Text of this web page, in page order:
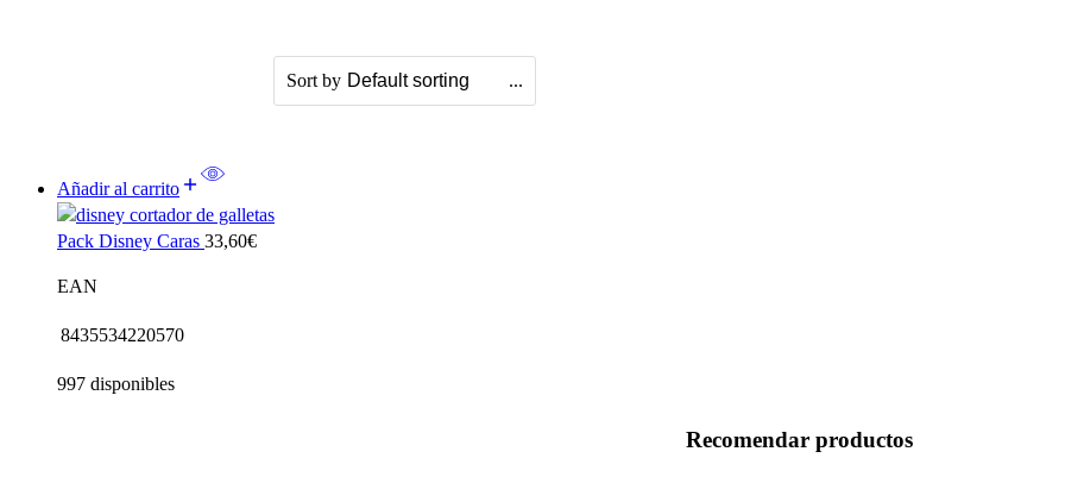
Sort by ...
Añadir al carrito
Pack Disney Caras 33,60€
EAN
8435534220570
997 disponibles
Recomendar productos